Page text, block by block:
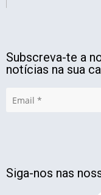
Subscreva-te a
notícias na sua
Siga-nos nas